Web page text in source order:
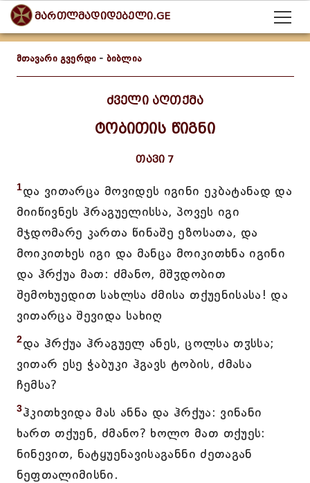
მართლმადიდებელი.GE
მთავარი გვერდი - ბიბლია
ძველი აღთქმა
ტობითის წიგნი
თავი 7
1და ვითარცა მოვიდეს იგინი ეკბატანად და
მიიწივნეს ჰრაგუელისსა, პოვეს იგი
მჯდომარე კართა წინაშე ეზოსათა, და
მოიკითხეს იგი და მანცა მოიკითხნა იგინი
და ჰრქუა მათ: ძმანო, მშჳდობით
შემოხუედით სახლსა ძმისა თქუენისასა! და
ვითარცა შევიდა სახიღ
2და ჰრქუა ჰრაგუელ ანეს, ცოლსა თჳსსა;
ვითარ ესე ჭაბუკი ჰგავს ტობის, ძმასა
ჩემსა?
3ჰკითხვიდა მას ანნა და ჰრქუა: ვინანი
ხართ თქუენ, ძმანო? ხოლო მათ თქუეს:
ნინევით, ნატყუენავისაგანნი ძეთაგან
ნეფთალიმისნი.